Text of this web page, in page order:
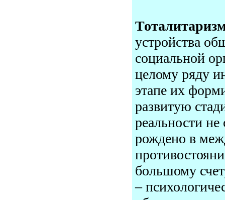
устройства
социальной
целому ряду
этапе их
развитую
реальности
рождено в
большому
–